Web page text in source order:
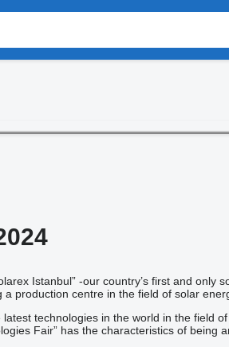
Istanbul” -our country’s first and
production centre in the field of solar
technologies in the world in the field
Fair” has the characteristics of being